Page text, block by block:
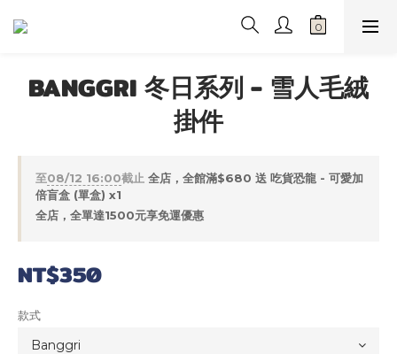
BANGGRI 冬日系列 - 雪人毛絨
掛件
至08/12 16:00截止 全店，全館滿$680 送 吃貨恐龍 - 可愛加
倍盲盒 (單盒) x1
全店，全單達1500元享免運優惠
NT$350
款式